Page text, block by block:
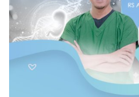
Menjemput
Buah
Hati